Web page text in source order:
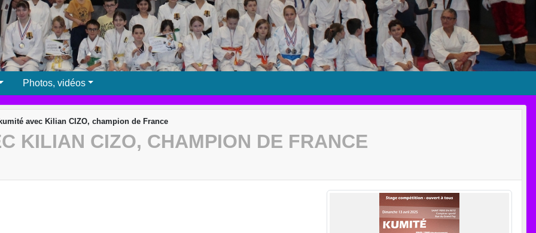
Photos, vidéos
avec Kilian CIZO, champion de France
KILIAN CIZO, CHAMPION DE FRANCE